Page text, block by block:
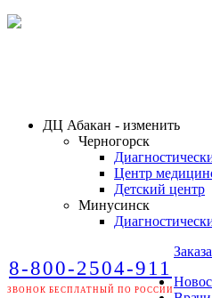
ДЦ Абакан - изменить
Черногорск
Центр
Детский центр
Минусинск
8-800-2504-911
ЗВОНОК БЕСПЛАТНЫЙ ПО РОССИИ